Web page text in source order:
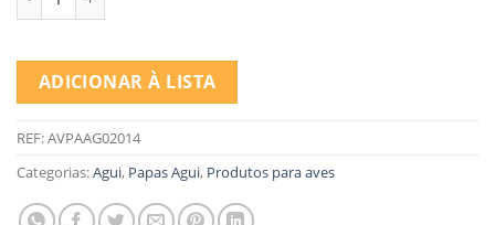
ADICIONAR À LISTA
REF:AVPAAG02014
Categorias:Agui, Papas Agui, Produtos para aves